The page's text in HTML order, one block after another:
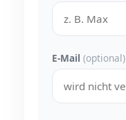
E-Mail (optional)